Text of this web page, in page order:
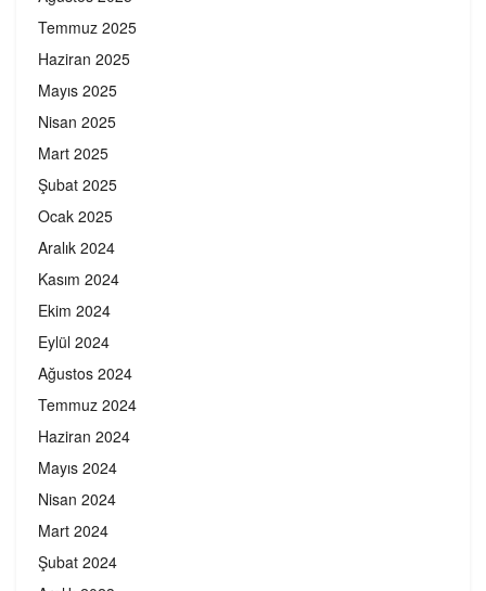
Temmuz 2025
Haziran 2025
Mayıs 2025
Nisan 2025
Mart 2025
Şubat 2025
Ocak 2025
Aralık 2024
Kasım 2024
Ekim 2024
Eylül 2024
Ağustos 2024
Temmuz 2024
Haziran 2024
Mayıs 2024
Nisan 2024
Mart 2024
Şubat 2024